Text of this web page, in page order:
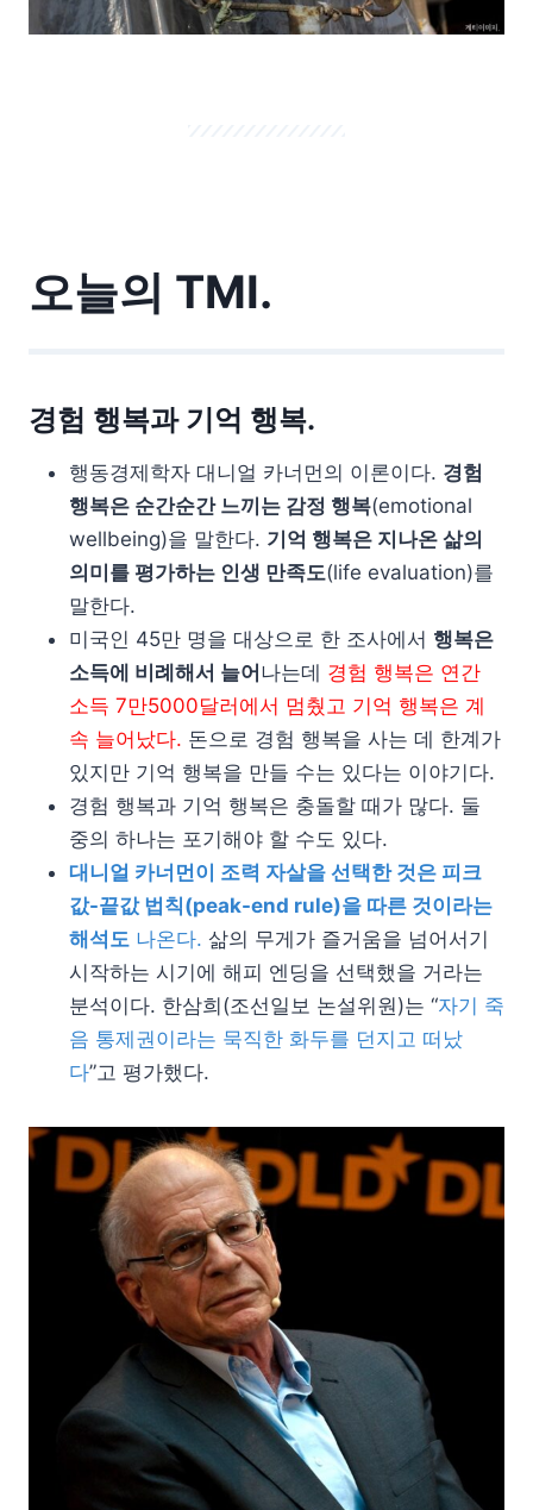
오늘의 TMI.
경험 행복과 기억 행복.
행동경제학자 대니얼 카너먼의 이론이다. 경험
행복은 순간순간 느끼는 감정 행복(emotional
wellbeing)을 말한다. 기억 행복은 지나온 삶의
의미를 평가하는 인생 만족도(life evaluation)를
말한다.
미국인 45만 명을 대상으로 한 조사에서 행복은
소득에 비례해서 늘어나는데 경험 행복은 연간
소득 7만5000달러에서 멈췄고 기억 행복은 계
속 늘어났다. 돈으로 경험 행복을 사는 데 한계가
있지만 기억 행복을 만들 수는 있다는 이야기다.
경험 행복과 기억 행복은 충돌할 때가 많다. 둘
중의 하나는 포기해야 할 수도 있다.
대니얼 카너먼이 조력 자살을 선택한 것은 피크
값-끝값 법칙(peak-end rule)을 따른 것이라는
해석도 나온다. 삶의 무게가 즐거움을 넘어서기
시작하는 시기에 해피 엔딩을 선택했을 거라는
분석이다. 한삼희(조선일보 논설위원)는 “자기 죽
음 통제권이라는 묵직한 화두를 던지고 떠났
다”고 평가했다.